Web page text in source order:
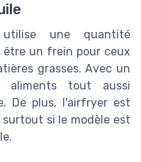
une quantité
un frein pour ceux
grasses. Avec un
aliments tout aussi
De plus, l'airfryer est
si le modèle est